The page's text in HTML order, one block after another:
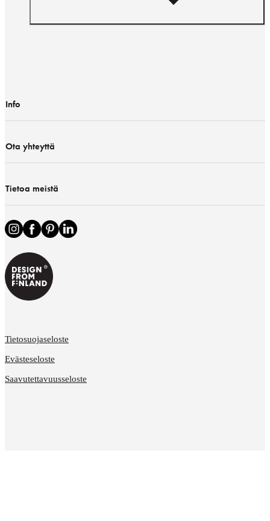
Info
Ota yhteyttä
Tietoa meistä
Tietosuojaseloste
Evästeseloste
Saavutettavuusseloste